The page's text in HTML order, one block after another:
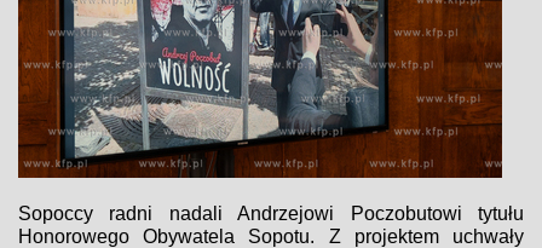
Sopoccy radni nadali Andrzejowi Poczobutowi tytułu
Honorowego Obywatela Sopotu. Z projektem uchwały